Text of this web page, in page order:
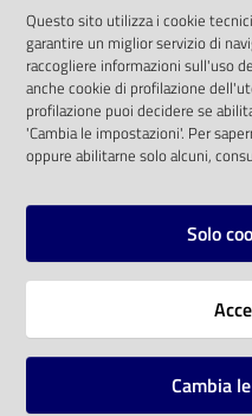
Eventi
Chiedi al
bibliotecario
Avvisi
solo alle condizioni
comunitaria 2003/98/CE
SOCIAL
Instagram
Vai alla pagina
Questo sito utilizza i cookie
garantire un miglior servizio di
raccogliere informazioni sull'uso
anche cookie di profilazione
profilazione puoi decidere se
'Cambia le impostazioni'. Per
oppure abilitarne solo alcuni,
Solo
Cambia